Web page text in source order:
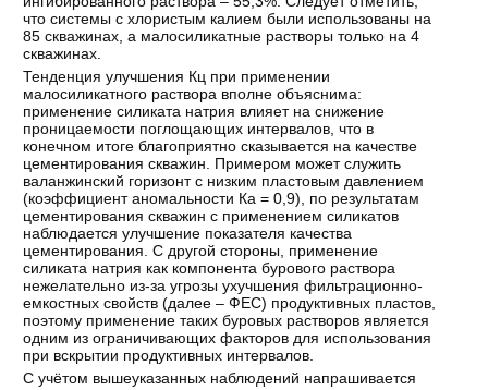
что системы с хлористым калием были использованы на
85 скважинах, а малосиликатные растворы только на 4
скважинах.
Тенденция улучшения Кц при применении
малосиликатного раствора вполне объяснима:
применение силиката натрия влияет на снижение
проницаемости поглощающих интервалов, что в
конечном итоге благоприятно сказывается на качестве
цементирования скважин. Примером может служить
валанжинский горизонт с низким пластовым давлением
(коэффициент аномальности Ка = 0,9), по результатам
цементирования скважин с применением силикатов
наблюдается улучшение показателя качества
цементирования. С другой стороны, применение
силиката натрия как компонента бурового раствора
нежелательно из-за угрозы ухучшения фильтрационно-
емкостных свойств (далее – ФЕС) продуктивных пластов,
поэтому применение таких буровых растворов является
одним из ограничивающих факторов для использования
при вскрытии продуктивных интервалов.
С учётом вышеуказанных наблюдений напрашивается